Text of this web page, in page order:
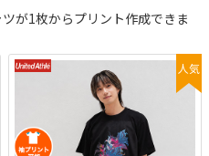
が1枚からプリント作成できま
人気